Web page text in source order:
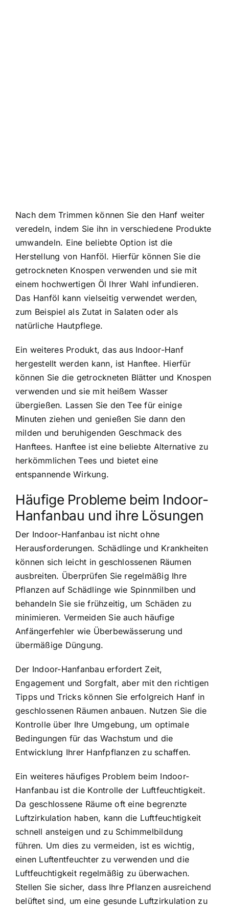
Nach dem Trimmen können Sie den Hanf weiter
veredeln, indem Sie ihn in verschiedene Produkte
umwandeln. Eine beliebte Option ist die
Herstellung von Hanföl. Hierfür können Sie die
getrockneten Knospen verwenden und sie mit
einem hochwertigen Öl Ihrer Wahl infundieren.
Das Hanföl kann vielseitig verwendet werden,
zum Beispiel als Zutat in Salaten oder als
natürliche Hautpflege.
Ein weiteres Produkt, das aus Indoor-Hanf
hergestellt werden kann, ist Hanftee. Hierfür
können Sie die getrockneten Blätter und Knospen
verwenden und sie mit heißem Wasser
übergießen. Lassen Sie den Tee für einige
Minuten ziehen und genießen Sie dann den
milden und beruhigenden Geschmack des
Hanftees. Hanftee ist eine beliebte Alternative zu
herkömmlichen Tees und bietet eine
entspannende Wirkung.
Häufige Probleme beim Indoor-
Hanfanbau und ihre Lösungen
Der Indoor-Hanfanbau ist nicht ohne
Herausforderungen. Schädlinge und Krankheiten
können sich leicht in geschlossenen Räumen
ausbreiten. Überprüfen Sie regelmäßig Ihre
Pflanzen auf Schädlinge wie Spinnmilben und
behandeln Sie sie frühzeitig, um Schäden zu
minimieren. Vermeiden Sie auch häufige
Anfängerfehler wie Überbewässerung und
übermäßige Düngung.
Der Indoor-Hanfanbau erfordert Zeit,
Engagement und Sorgfalt, aber mit den richtigen
Tipps und Tricks können Sie erfolgreich Hanf in
geschlossenen Räumen anbauen. Nutzen Sie die
Kontrolle über Ihre Umgebung, um optimale
Bedingungen für das Wachstum und die
Entwicklung Ihrer Hanfpflanzen zu schaffen.
Ein weiteres häufiges Problem beim Indoor-
Hanfanbau ist die Kontrolle der Luftfeuchtigkeit.
Da geschlossene Räume oft eine begrenzte
Luftzirkulation haben, kann die Luftfeuchtigkeit
schnell ansteigen und zu Schimmelbildung
führen. Um dies zu vermeiden, ist es wichtig,
einen Luftentfeuchter zu verwenden und die
Luftfeuchtigkeit regelmäßig zu überwachen.
Stellen Sie sicher, dass Ihre Pflanzen ausreichend
belüftet sind, um eine gesunde Luftzirkulation zu